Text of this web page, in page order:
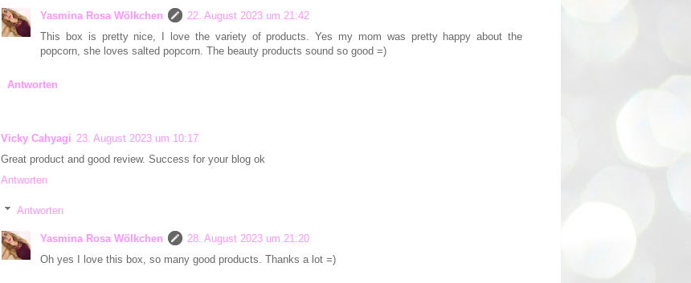
Yasmina Rosa Wölkchen
22. August 2023 um 21:42
This box is pretty nice, I love the variety of products. Yes my mom was pretty happy about the
popcorn, she loves salted popcorn. The beauty products sound so good =)
Antworten
Vicky Cahyagi 23. August 2023 um 10:17
Great product and good review. Success for your blog ok
Antworten
Antworten
Yasmina Rosa Wölkchen
28. August 2023 um 21:20
Oh yes I love this box, so many good products. Thanks a lot =)